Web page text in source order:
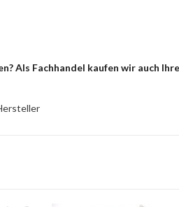
Als Fachhandel kaufen wir auch